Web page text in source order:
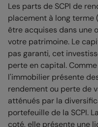
Les parts de SCPI de
placement à long terme
être acquises dans une
votre patrimoine. Le
pas garanti, cet
perte en capital.
l'immobilier présente
rendement ou perte de
atténués par la
portefeuille de la SCPI.
coté, elle présente une